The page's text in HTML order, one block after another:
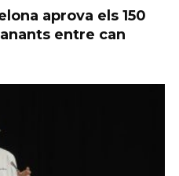
aprova els 150
entre can